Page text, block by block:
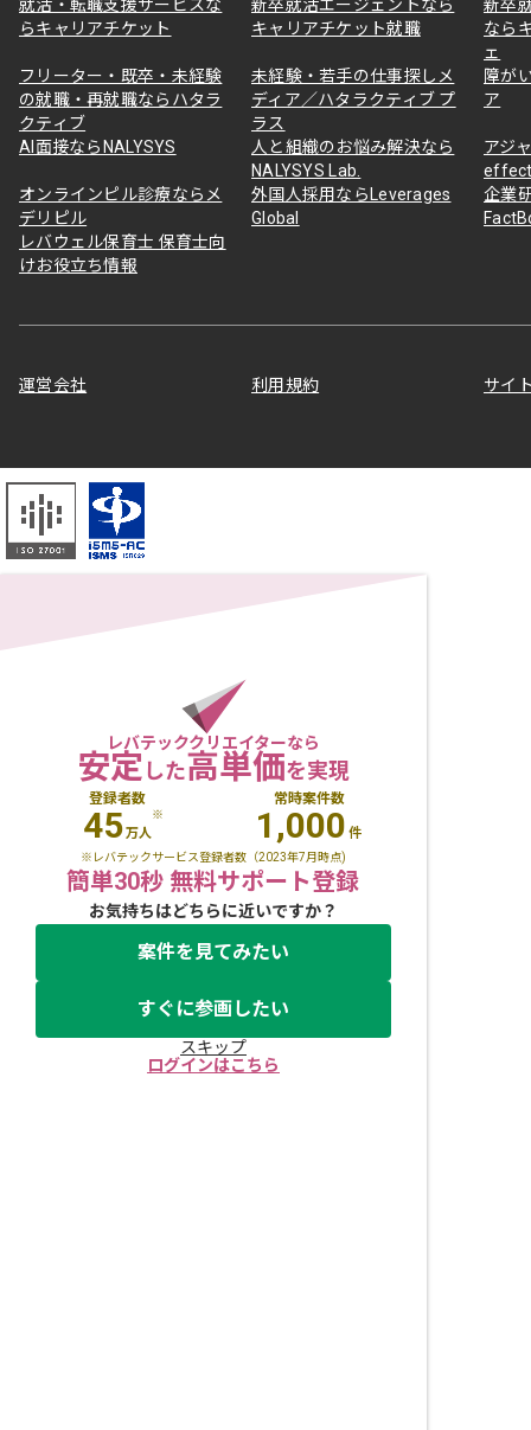
就活・転職支援サービスな
らキャリアチケット
新卒就活エージェントなら
キャリアチケット就職
新卒
なら
ェ
フリーター・既卒・未経験
の就職・再就職ならハタラ
クティブ
未経験・若手の仕事探しメ
ディア／ハタラクティブ プ
ラス
障が
ア
AI面接ならNALYSYS
人と組織のお悩み解決なら
NALYSYS Lab.
アジ
オンラインピル診療ならメ
デリピル
外国人採用ならLeverages
Global
企業
レバウェル保育士 保育士向
けお役立ち情報
運営会社 利用規約 サイ
レバテッククリエイターなら
安定した高単価を実現
登録者数
45万人
※
常時案件数
1,000 件
※レバテックサービス登録者数（2023年7月時点)
簡単30秒 無料サポート登録
お気持ちはどちらに近いですか？
案件を見てみたい
すぐに参画したい
スキップ
ログインはこちら